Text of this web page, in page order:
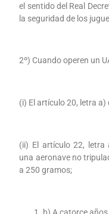
el sentido del Real
la seguridad de los
2º) Cuando operen un
(i) El artículo 20, letra a)
(ii) El artículo 22, letra
una aeronave no
a 250 gramos;
b) A catorce